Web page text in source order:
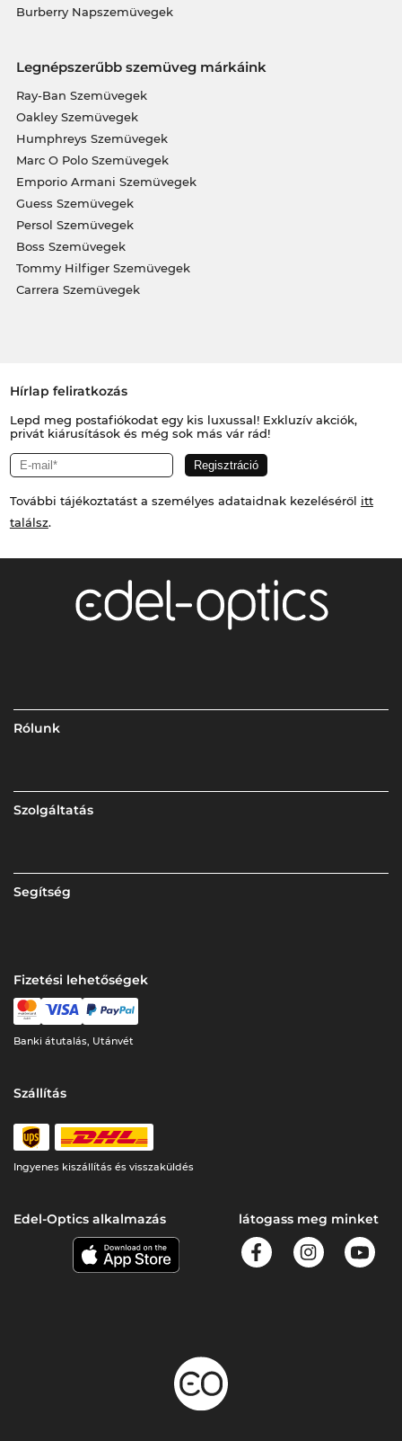
Burberry Napszemüvegek
Legnépszerűbb szemüveg márkáink
Ray-Ban Szemüvegek
Oakley Szemüvegek
Humphreys Szemüvegek
Marc O Polo Szemüvegek
Emporio Armani Szemüvegek
Guess Szemüvegek
Persol Szemüvegek
Boss Szemüvegek
Tommy Hilfiger Szemüvegek
Carrera Szemüvegek
Hírlap feliratkozás
Lepd meg postafiókodat egy kis luxussal! Exkluzív akciók,
privát kiárusítások és még sok más vár rád!
További tájékoztatást a személyes adataidnak kezeléséről itt
találsz.
Rólunk
Szolgáltatás
Segítség
Fizetési lehetőségek
Banki átutalás, Utánvét
Szállítás
Ingyenes kiszállítás és visszaküldés
Edel-Optics alkalmazás látogass meg minket